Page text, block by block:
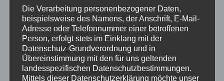
Unsere kleinsten Sängerinnen und Sänger aus dem
Schulchor (Jahrgangsstufen 5 und 6), die die ganze
Die Verarbeitung personenbezogener Daten,
beispielsweise des Namens, der Anschrift, E-Mail-
Adresse oder Telefonnummer einer betroffenen
Person, erfolgt stets im Einklang mit der
Datenschutz-Grundverordnung und in
Übereinstimmung mit den für uns geltenden
landesspezifischen Datenschutzbestimmungen.
Mittels dieser Datenschutzerklärung möchte unser